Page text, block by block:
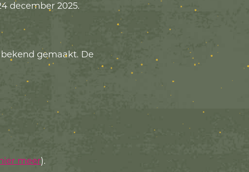
december 2025.
gemaakt. De
meer).